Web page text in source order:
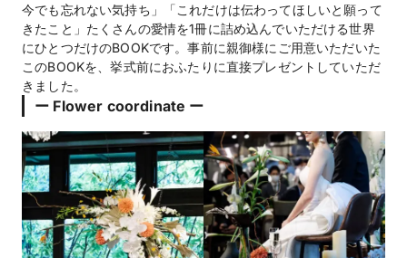
今でも忘れない気持ち」「これだけは伝わってほしいと願って
きたこと」たくさんの愛情を1冊に詰め込んでいただける世界
にひとつだけのBOOKです。事前に親御様にご用意いただいた
このBOOKを、挙式前におふたりに直接プレゼントしていただ
きました。
ー Flower coordinate ー